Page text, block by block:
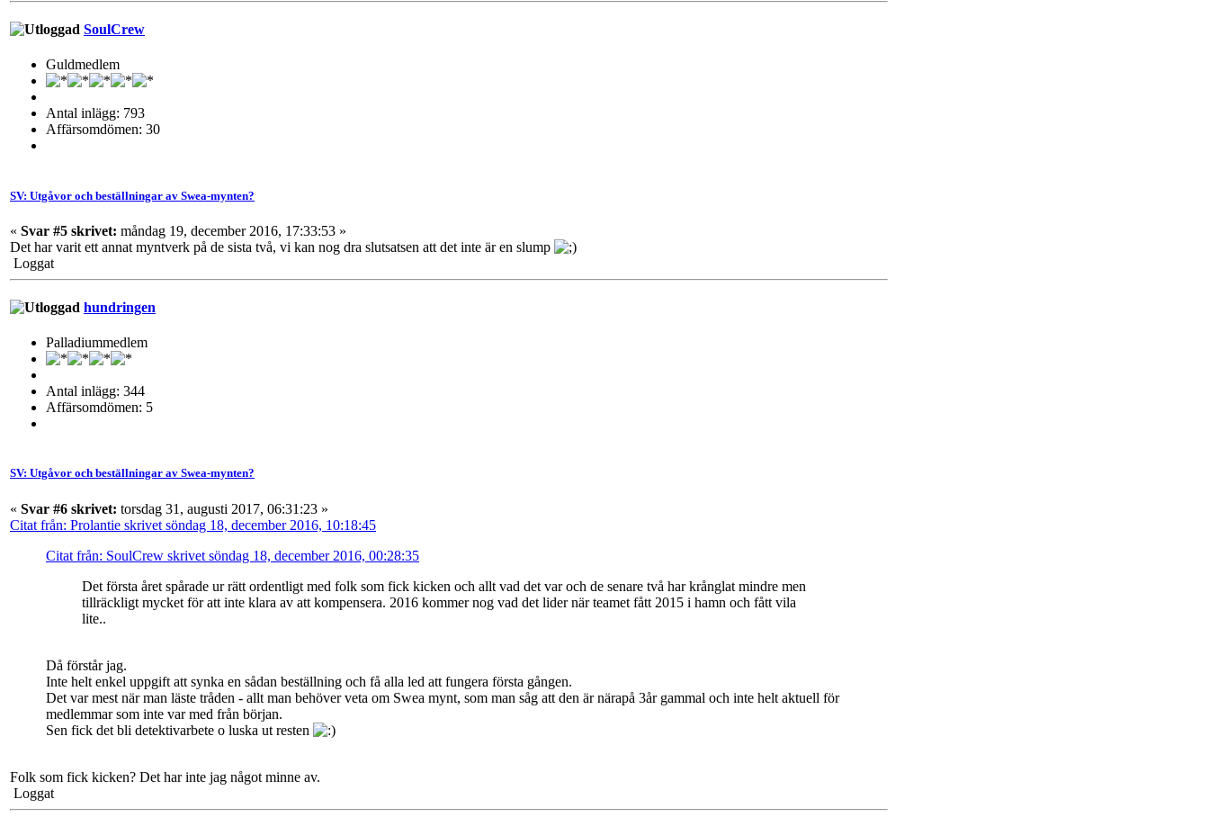
SoulCrew
Guldmedlem
Antal inlägg: 793
Affärsomdömen: 30
SV: Utgåvor och beställningar av Swea-mynten?
« Svar #5 skrivet: måndag 19, december 2016, 17:33:53 »
Det har varit ett annat myntverk på de sista två, vi kan nog dra slutsatsen att det inte är en slump
Loggat
hundringen
Palladiummedlem
Antal inlägg: 344
Affärsomdömen: 5
SV: Utgåvor och beställningar av Swea-mynten?
« Svar #6 skrivet: torsdag 31, augusti 2017, 06:31:23 »
Citat från: Prolantie skrivet söndag 18, december 2016, 10:18:45
Citat från: SoulCrew skrivet söndag 18, december 2016, 00:28:35
Det första året spårade ur rätt ordentligt med folk som fick kicken och allt vad det var och de senare två har krånglat mindre men
tillräckligt mycket för att inte klara av att kompensera. 2016 kommer nog vad det lider när teamet fått 2015 i hamn och fått vila
lite..
Då förstår jag.
Inte helt enkel uppgift att synka en sådan beställning och få alla led att fungera första gången.
Det var mest när man läste tråden - allt man behöver veta om Swea mynt, som man såg att den är närapå 3år gammal och inte helt aktuell för
medlemmar som inte var med från början.
Sen fick det bli detektivarbete o luska ut resten
Folk som fick kicken? Det har inte jag något minne av.
Loggat